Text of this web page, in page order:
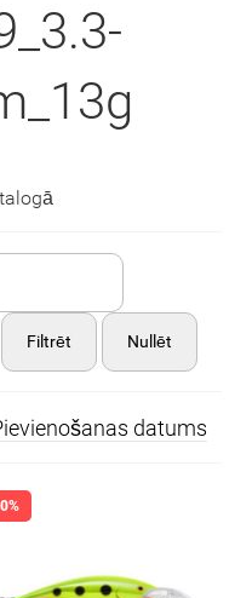
Filtrēt Nullēt
datums